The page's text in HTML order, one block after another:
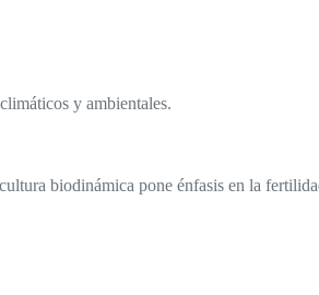
y ambientales.
biodinámica pone énfasis en la